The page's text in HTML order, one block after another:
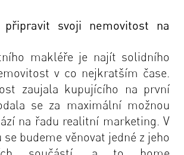
svoji nemovitost na
makléře je najít solidního
v co nejkratším čase.
zaujala kupujícího na první
se za maximální možnou
na řadu realitní marketing. V
budeme věnovat jedné z jeho